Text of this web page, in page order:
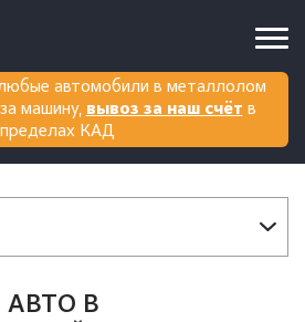
автомобили в металлолом
за машину, вывоз за наш счёт в
пределах КАД
В